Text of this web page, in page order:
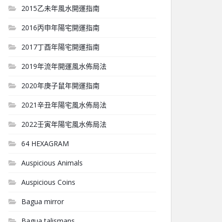
2015乙未年風水開運指南
2016丙申年陽宅開運指南
2017丁酉年陽宅開運指南
2019年流年開運風水佈局法
2020年庚子鼠年開運指南
2021辛丑年陽宅風水佈局法
2022壬寅年陽宅風水佈局法
64 HEXAGRAM
Auspicious Animals
Auspicious Coins
Bagua mirror